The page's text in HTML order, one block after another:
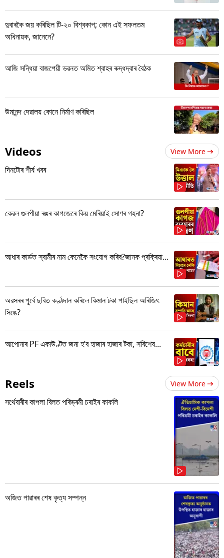
দুবাৰকৈ জয় কৰিছিল টি-২০ বিশ্বকাপ; কোন এই সফলতম
অধিনায়ক, জানেনে?
আজি সন্ধিয়া বাজপেয়ী ভৱনত অমিত শ্বাহৰ ৰুদ্ধদ্বাৰ বৈঠক
উমানন্দ দেৱালয় কোনে নিৰ্মাণ কৰিছিল
Videos View More
দিনটোৰ শীৰ্ষ খবৰ
কেৱল গুলপীয়া ৰঙৰ কাগজেৰে কিয় মেৰিয়াই সোণৰ গহনা?
আধাৰ কাৰ্ডত স্বামীৰ নাম কেনেকৈ সংযোগ কৰিব?জানক প্ৰক্ৰিয়া...
অৱসৰৰ পূৰ্বে ছবিত কণ্ঠদান কৰিলে কিমান টকা পাইছিল অৰিজিৎ
সিঙে?
আপোনাৰ PF একাউণ্টত জমা হ’ব হাজাৰ হাজাৰ টকা, সবিশেষ...
Reels View More
সৰ্থেবাৰীৰ কাপলা বিলত পৰিভ্ৰমী চৰাইৰ কাকলি
অজিত পাৱাৰৰ শেষ কৃত্য সম্পন্ন